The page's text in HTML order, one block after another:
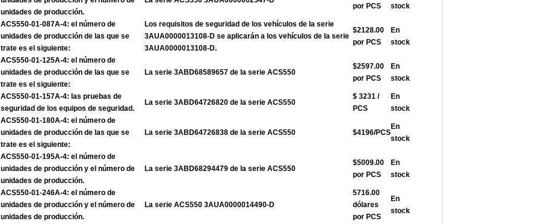
unidades de producción.
por PCS
stock
ACS550-01-087A-4: el número de
unidades de producción de las que se
trate es el siguiente:
Los requisitos de seguridad de los vehículos de la serie
3AUA0000013108-D se aplicarán a los vehículos de la serie
3AUA0000013108-D.
$2128.00
por PCS
En
stock
ACS550-01-125A-4: el número de
unidades de producción de las que se
trate es el siguiente:
La serie 3ABD68589657 de la serie ACS550
$2597.00
por PCS
En
stock
ACS550-01-157A-4: las pruebas de
seguridad de los equipos de seguridad.
La serie 3ABD64726820 de la serie ACS550
$ 3231 /
PCS
En
stock
ACS550-01-180A-4: el número de
unidades de producción de las que se
trate es el siguiente:
La serie 3ABD64726838 de la serie ACS550 $4196/PCS
En
stock
ACS550-01-195A-4: el número de
unidades de producción y el número de
unidades de producción.
La serie 3ABD68294479 de la serie ACS550
$5009.00
por PCS
En
stock
ACS550-01-246A-4: el número de
unidades de producción y el número de
unidades de producción.
La serie ACS550 3AUA0000014490-D
5716.00
dólares
por PCS
En
stock